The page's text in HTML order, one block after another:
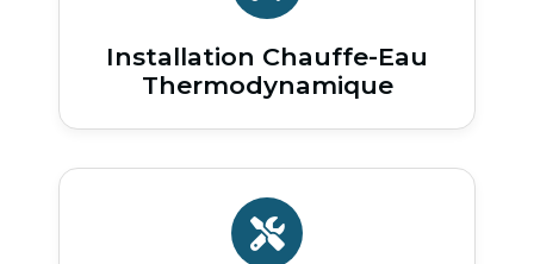
Installation Chauffe-Eau
Thermodynamique